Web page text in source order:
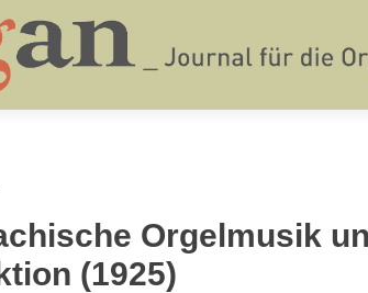
Orgelmusik
(1925)